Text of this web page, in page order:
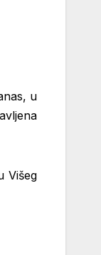
u
Višeg